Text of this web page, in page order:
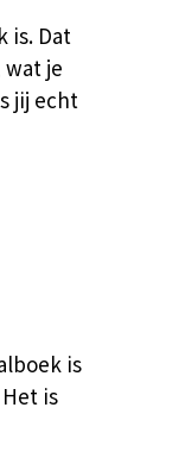
is. Dat
je
jij echt
is
is